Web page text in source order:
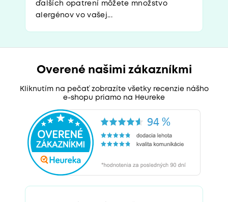
ďalších opatrení môžete množstvo
alergénov vo vašej...
Overené našimi zákazníkmi
Kliknutím na pečať zobrazíte všetky recenzie nášho
e-shopu priamo na Heureke